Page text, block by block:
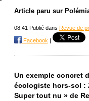
Article paru sur
08:41 Publié dans Revue de
Facebook |
Un exemple concret
écologiste hors-sol :
Super tout nu » de